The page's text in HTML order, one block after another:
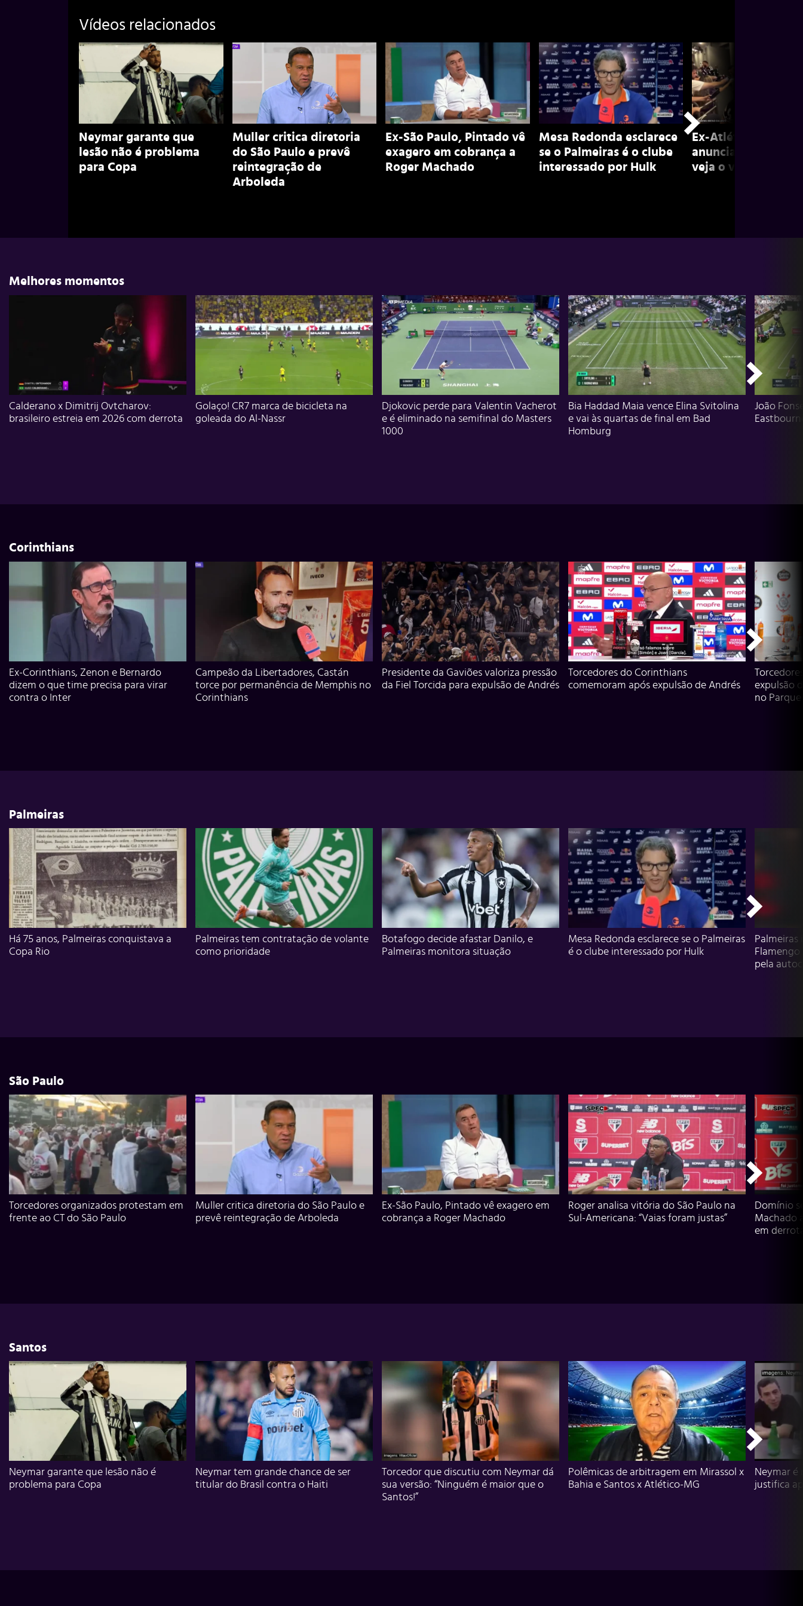
Vídeos relacionados
Neymar garante que
lesão não é problema
para Copa
Muller critica diretoria
do São Paulo e prevê
reintegração de
Arboleda
Ex-São Paulo, Pintado vê
exagero em cobrança a
Roger Machado
Mesa Redonda esclarece
se o Palmeiras é o clube
interessado por Hulk
Ex-Atlético,
anuncia
veja o vídeo
Melhores momentos
Calderano x Dimitrij Ovtcharov:
brasileiro estreia em 2026 com derrota
Golaço! CR7 marca de bicicleta na
goleada do Al-Nassr
Djokovic perde para Valentin Vacherot
e é eliminado na semifinal do Masters
1000
Bia Haddad Maia vence Elina Svitolina
e vai às quartas de final em Bad
Homburg
João
Corinthians
Ex-Corinthians, Zenon e Bernardo
dizem o que time precisa para virar
contra o Inter
Campeão da Libertadores, Castán
torce por permanência de Memphis no
Corinthians
Presidente da Gaviões valoriza pressão
da Fiel Torcida para expulsão de Andrés
Torcedores do Corinthians
comemoram após expulsão de Andrés
expulsão
no Parque
Palmeiras
Há 75 anos, Palmeiras conquistava a
Copa Rio
Palmeiras tem contratação de volante
como prioridade
Botafogo decide afastar Danilo, e
Palmeiras monitora situação
Mesa Redonda esclarece se o Palmeiras
é o clube interessado por Hulk
Flamengo
pela
São Paulo
Torcedores organizados protestam em
frente ao CT do São Paulo
Muller critica diretoria do São Paulo e
prevê reintegração de Arboleda
Ex-São Paulo, Pintado vê exagero em
cobrança a Roger Machado
Roger analisa vitória do São Paulo na
Sul-Americana: “Vaias foram justas”
Domínio
Machado
em
Santos
Neymar garante que lesão não é
problema para Copa
Neymar tem grande chance de ser
titular do Brasil contra o Haiti
Torcedor que discutiu com Neymar dá
sua versão: “Ninguém é maior que o
Santos!”
Polêmicas de arbitragem em Mirassol x
Bahia e Santos x Atlético-MG
Neymar é
justifica